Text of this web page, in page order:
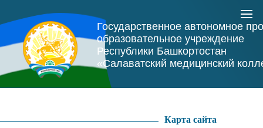
Государственное автономное
образовательное учреждение
Республики Башкортостан
«Салаватский медицинский
Карта сайта